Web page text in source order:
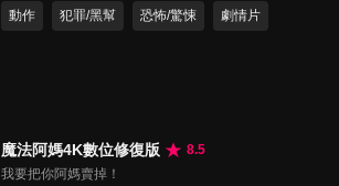
動作
犯罪/黑幫 恐怖/驚悚 劇情片
魔法阿媽4K數位修復版
8.5
我要把你阿媽賣掉！